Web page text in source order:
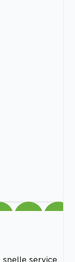
snelle service